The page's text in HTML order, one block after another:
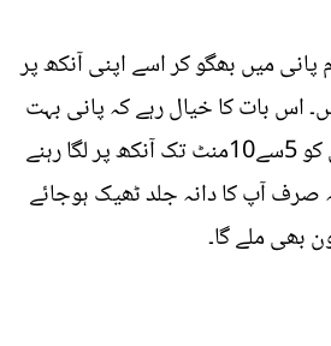
میں بھگو کر اسے اپنی آنکھ پر
اس بات کا خیال رہے کہ پانی بہت
زیادہ گرم نہ ہو۔گرم پٹی کو 5سے10منٹ تک آنکھ پر لگا رہنے
آپ کا دانہ جلد ٹھیک ہوجائے
بھی ملے گا۔